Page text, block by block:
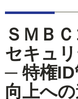
ＳＭＢ
セキュ
─ 特権ID
向上へ